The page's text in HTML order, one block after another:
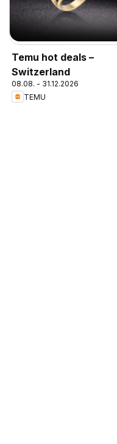
Temu hot deals –
Switzerland
08.08. - 31.12.2026
TEMU